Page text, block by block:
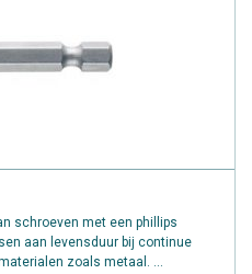
schroeven met een phillips
aan levensduur bij continue
zoals metaal. ...